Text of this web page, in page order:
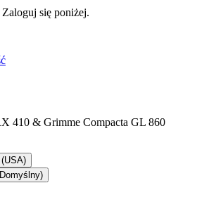
się poniżej.
410 & Grimme Compacta GL 860